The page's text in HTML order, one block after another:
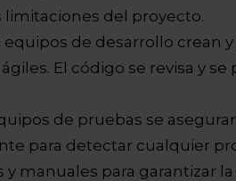
limitaciones del proyecto.
equipos de desarrollo crean
El código se revisa y
de pruebas se
para detectar cualquier
y manuales para garantizar